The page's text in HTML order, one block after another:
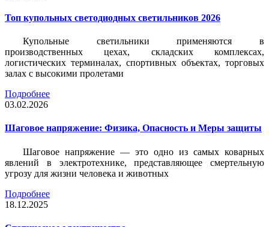
Топ купольных светодиодных светильников 2026
Купольные светильники применяются в
производственных цехах, складских комплексах,
логистических терминалах, спортивных объектах, торговых
залах с высокими пролетами
Подробнее
03.02.2026
Шаговое напряжение: Физика, Опасность и Меры защиты
Шаговое напряжение — это одно из самых коварных
явлений в электротехнике, представляющее смертельную
угрозу для жизни человека и животных
Подробнее
18.12.2025